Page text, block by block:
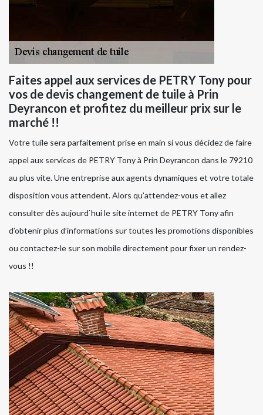
Faites appel aux services de PETRY Tony pour
vos de devis changement de tuile à Prin
Deyrancon et profitez du meilleur prix sur le
marché !!
Votre tuile sera parfaitement prise en main si vous décidez de faire
appel aux services de PETRY Tony à Prin Deyrancon dans le 79210
au plus vite. Une entreprise aux agents dynamiques et votre totale
disposition vous attendent. Alors qu’attendez-vous et allez
consulter dès aujourd`hui le site internet de PETRY Tony afin
d’obtenir plus d’informations sur toutes les promotions disponibles
ou contactez-le sur son mobile directement pour fixer un rendez-
vous !!